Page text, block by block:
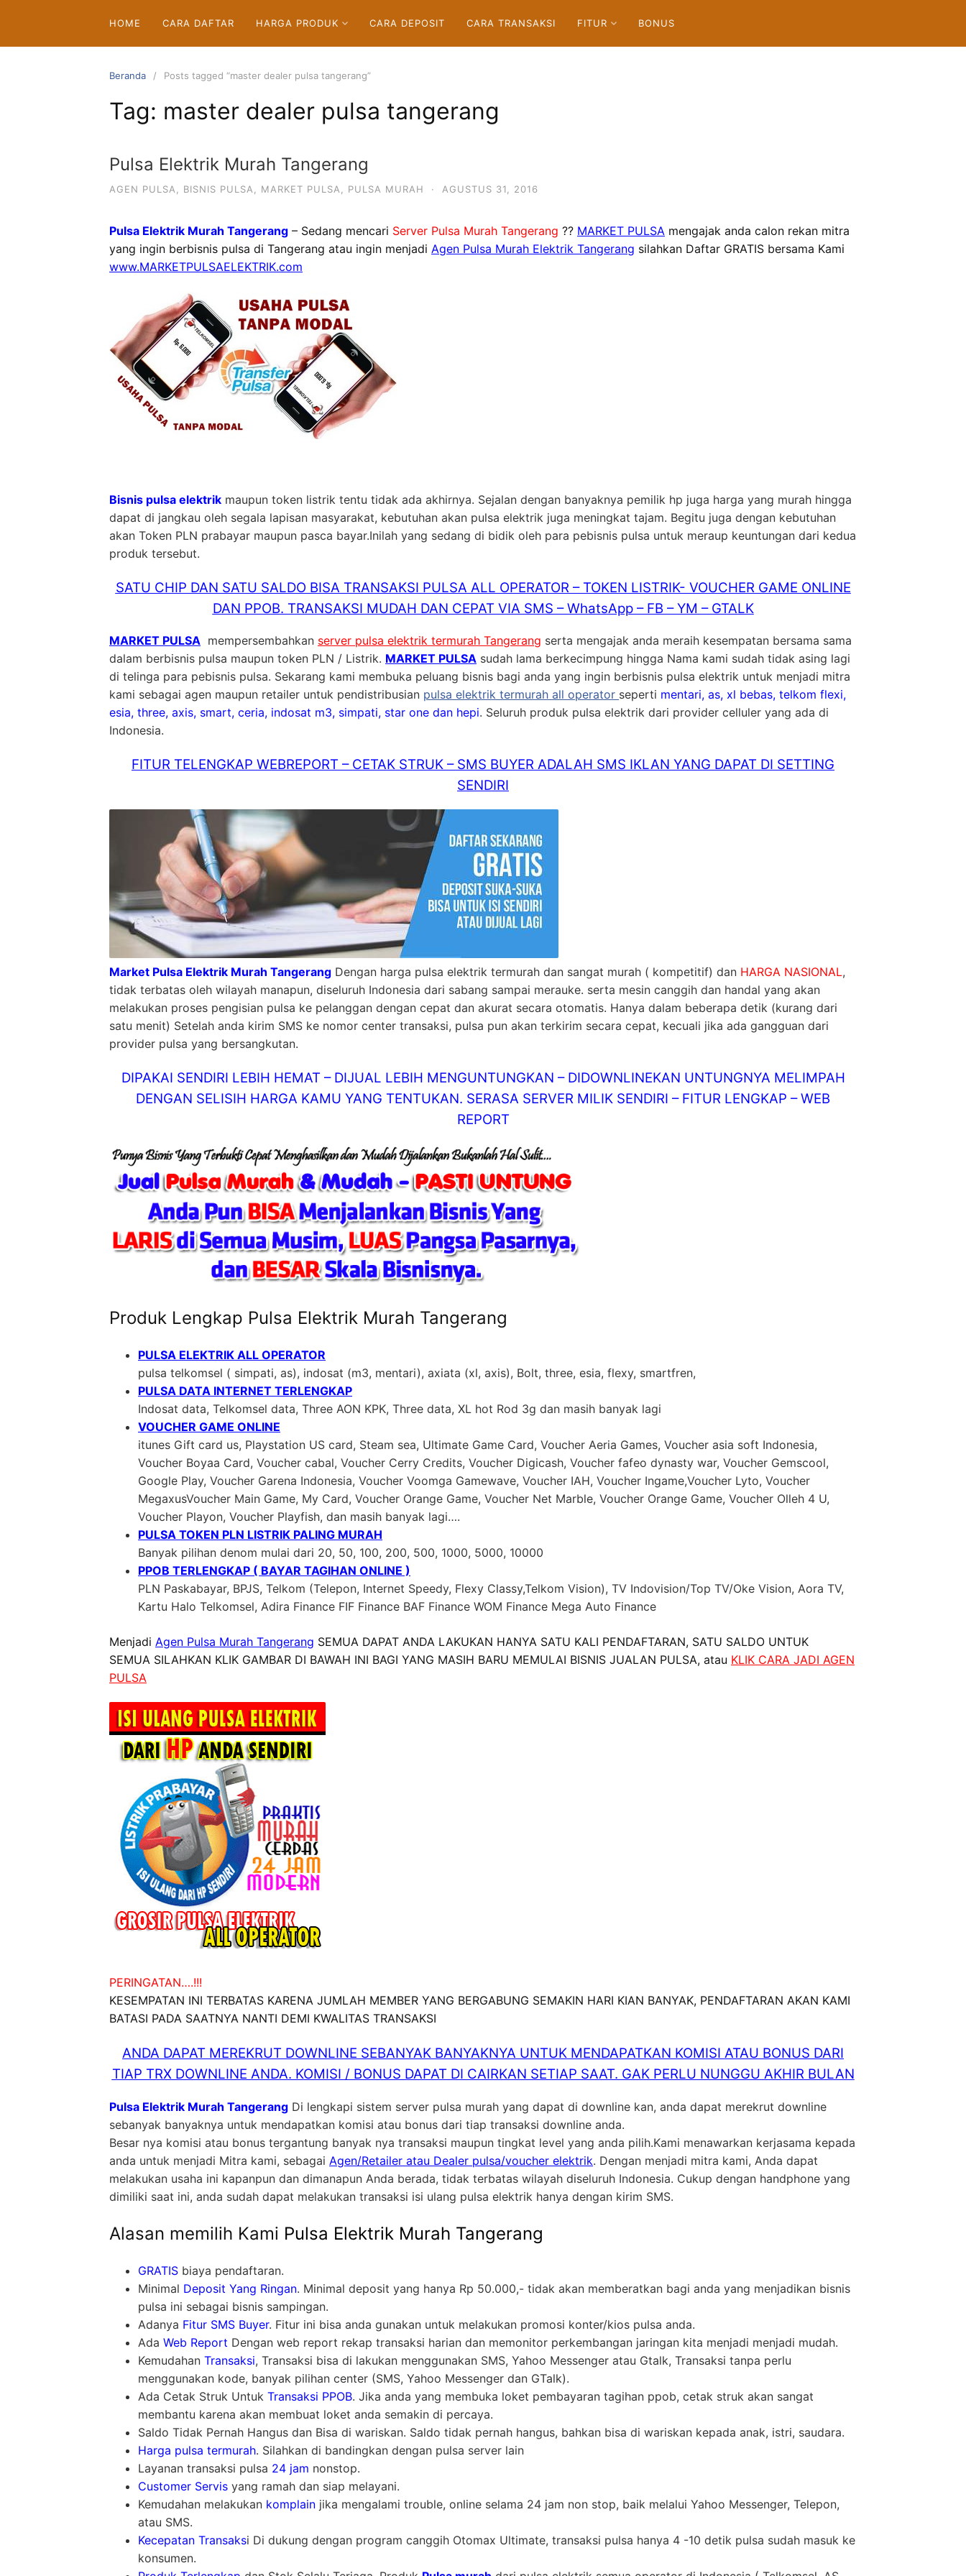
konten
HOME CARA DAFTAR HARGA PRODUK CARA DEPOSIT CARA TRANSAKSI FITUR BONUS
Beranda Posts tagged “master dealer pulsa tangerang”
Tag: master dealer pulsa tangerang
Pulsa Elektrik Murah Tangerang
AGEN PULSA BISNIS PULSA MARKET PULSA PULSA MURAH · AGUSTUS 31, 2016
Pulsa Elektrik Murah Tangerang – Sedang mencari Server Pulsa Murah Tangerang ?? MARKET PULSA mengajak anda calon rekan mitra
yang ingin berbisnis pulsa di Tangerang atau ingin menjadi Agen Pulsa Murah Elektrik Tangerang silahkan Daftar GRATIS bersama Kami
www.MARKETPULSAELEKTRIK.com
Bisnis pulsa elektrik maupun token listrik tentu tidak ada akhirnya. Sejalan dengan banyaknya pemilik hp juga harga yang murah hingga
dapat di jangkau oleh segala lapisan masyarakat, kebutuhan akan pulsa elektrik juga meningkat tajam. Begitu juga dengan kebutuhan
akan Token PLN prabayar maupun pasca bayar.Inilah yang sedang di bidik oleh para pebisnis pulsa untuk meraup keuntungan dari kedua
produk tersebut.
SATU CHIP DAN SATU SALDO BISA TRANSAKSI PULSA ALL OPERATOR – TOKEN LISTRIK- VOUCHER GAME ONLINE
DAN PPOB. TRANSAKSI MUDAH DAN CEPAT VIA SMS – WhatsApp – FB – YM – GTALK
MARKET PULSA mempersembahkan server pulsa elektrik termurah Tangerang serta mengajak anda meraih kesempatan bersama sama
dalam berbisnis pulsa maupun token PLN / Listrik. MARKET PULSA sudah lama berkecimpung hingga Nama kami sudah tidak asing lagi
di telinga para pebisnis pulsa. Sekarang kami membuka peluang bisnis bagi anda yang ingin berbisnis pulsa elektrik untuk menjadi mitra
kami sebagai agen maupun retailer untuk pendistribusian pulsa elektrik termurah all operator seperti mentari, as, xl bebas, telkom flexi,
esia, three, axis, smart, ceria, indosat m3, simpati, star one dan hepi. Seluruh produk pulsa elektrik dari provider celluler yang ada di
Indonesia.
FITUR TELENGKAP WEBREPORT – CETAK STRUK – SMS BUYER ADALAH SMS IKLAN YANG DAPAT DI SETTING
SENDIRI
Market Pulsa Elektrik Murah Tangerang Dengan harga pulsa elektrik termurah dan sangat murah ( kompetitif) dan HARGA NASIONAL,
tidak terbatas oleh wilayah manapun, diseluruh Indonesia dari sabang sampai merauke. serta mesin canggih dan handal yang akan
melakukan proses pengisian pulsa ke pelanggan dengan cepat dan akurat secara otomatis. Hanya dalam beberapa detik (kurang dari
satu menit) Setelah anda kirim SMS ke nomor center transaksi, pulsa pun akan terkirim secara cepat, kecuali jika ada gangguan dari
provider pulsa yang bersangkutan.
DIPAKAI SENDIRI LEBIH HEMAT – DIJUAL LEBIH MENGUNTUNGKAN – DIDOWNLINEKAN UNTUNGNYA MELIMPAH
DENGAN SELISIH HARGA KAMU YANG TENTUKAN. SERASA SERVER MILIK SENDIRI – FITUR LENGKAP – WEB
REPORT
Produk Lengkap Pulsa Elektrik Murah Tangerang
PULSA ELEKTRIK ALL OPERATOR
pulsa telkomsel ( simpati, as), indosat (m3, mentari), axiata (xl, axis), Bolt, three, esia, flexy, smartfren,
PULSA DATA INTERNET TERLENGKAP
Indosat data, Telkomsel data, Three AON KPK, Three data, XL hot Rod 3g dan masih banyak lagi
VOUCHER GAME ONLINE
itunes Gift card us, Playstation US card, Steam sea, Ultimate Game Card, Voucher Aeria Games, Voucher asia soft Indonesia,
Voucher Boyaa Card, Voucher cabal, Voucher Cerry Credits, Voucher Digicash, Voucher fafeo dynasty war, Voucher Gemscool,
Google Play, Voucher Garena Indonesia, Voucher Voomga Gamewave, Voucher IAH, Voucher Ingame,Voucher Lyto, Voucher
MegaxusVoucher Main Game, My Card, Voucher Orange Game, Voucher Net Marble, Voucher Orange Game, Voucher Olleh 4 U,
Voucher Playon, Voucher Playfish, dan masih banyak lagi….
PULSA TOKEN PLN LISTRIK PALING MURAH
Banyak pilihan denom mulai dari 20, 50, 100, 200, 500, 1000, 5000, 10000
PPOB TERLENGKAP ( BAYAR TAGIHAN ONLINE )
PLN Paskabayar, BPJS, Telkom (Telepon, Internet Speedy, Flexy Classy,Telkom Vision), TV Indovision/Top TV/Oke Vision, Aora TV,
Kartu Halo Telkomsel, Adira Finance FIF Finance BAF Finance WOM Finance Mega Auto Finance
Menjadi Agen Pulsa Murah Tangerang SEMUA DAPAT ANDA LAKUKAN HANYA SATU KALI PENDAFTARAN, SATU SALDO UNTUK
SEMUA SILAHKAN KLIK GAMBAR DI BAWAH INI BAGI YANG MASIH BARU MEMULAI BISNIS JUALAN PULSA, atau KLIK CARA JADI AGEN
PULSA
PERINGATAN….!!!
KESEMPATAN INI TERBATAS KARENA JUMLAH MEMBER YANG BERGABUNG SEMAKIN HARI KIAN BANYAK, PENDAFTARAN AKAN KAMI
BATASI PADA SAATNYA NANTI DEMI KWALITAS TRANSAKSI
ANDA DAPAT MEREKRUT DOWNLINE SEBANYAK BANYAKNYA UNTUK MENDAPATKAN KOMISI ATAU BONUS DARI
TIAP TRX DOWNLINE ANDA. KOMISI / BONUS DAPAT DI CAIRKAN SETIAP SAAT. GAK PERLU NUNGGU AKHIR BULAN
Pulsa Elektrik Murah Tangerang Di lengkapi sistem server pulsa murah yang dapat di downline kan, anda dapat merekrut downline
sebanyak banyaknya untuk mendapatkan komisi atau bonus dari tiap transaksi downline anda.
Besar nya komisi atau bonus tergantung banyak nya transaksi maupun tingkat level yang anda pilih.Kami menawarkan kerjasama kepada
anda untuk menjadi Mitra kami, sebagai Agen/Retailer atau Dealer pulsa/voucher elektrik. Dengan menjadi mitra kami, Anda dapat
melakukan usaha ini kapanpun dan dimanapun Anda berada, tidak terbatas wilayah diseluruh Indonesia. Cukup dengan handphone yang
dimiliki saat ini, anda sudah dapat melakukan transaksi isi ulang pulsa elektrik hanya dengan kirim SMS.
Alasan memilih Kami Pulsa Elektrik Murah Tangerang
GRATIS biaya pendaftaran.
Minimal Deposit Yang Ringan. Minimal deposit yang hanya Rp 50.000,- tidak akan memberatkan bagi anda yang menjadikan bisnis
pulsa ini sebagai bisnis sampingan.
Adanya Fitur SMS Buyer. Fitur ini bisa anda gunakan untuk melakukan promosi konter/kios pulsa anda.
Ada Web Report Dengan web report rekap transaksi harian dan memonitor perkembangan jaringan kita menjadi menjadi mudah.
Kemudahan Transaksi, Transaksi bisa di lakukan menggunakan SMS, Yahoo Messenger atau Gtalk, Transaksi tanpa perlu
menggunakan kode, banyak pilihan center (SMS, Yahoo Messenger dan GTalk).
Ada Cetak Struk Untuk Transaksi PPOB. Jika anda yang membuka loket pembayaran tagihan ppob, cetak struk akan sangat
membantu karena akan membuat loket anda semakin di percaya.
Saldo Tidak Pernah Hangus dan Bisa di wariskan. Saldo tidak pernah hangus, bahkan bisa di wariskan kepada anak, istri, saudara.
Harga pulsa termurah. Silahkan di bandingkan dengan pulsa server lain
Layanan transaksi pulsa 24 jam nonstop.
Customer Servis yang ramah dan siap melayani.
Kemudahan melakukan komplain jika mengalami trouble, online selama 24 jam non stop, baik melalui Yahoo Messenger, Telepon,
atau SMS.
Kecepatan Transaksi Di dukung dengan program canggih Otomax Ultimate, transaksi pulsa hanya 4 -10 detik pulsa sudah masuk ke
konsumen.